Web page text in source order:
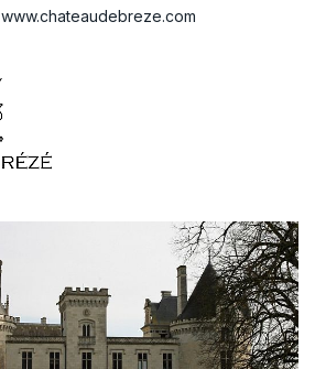
www.chateaudebreze.com